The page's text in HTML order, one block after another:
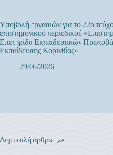
Υποβολή εργασιών για το 22ο
επιστημονικού περιοδικού
Επετηρίδα Εκπαιδευτικών
Εκπαίδευσης Κορινθίας»
29/06/2026
Δημοφιλή άρθρα